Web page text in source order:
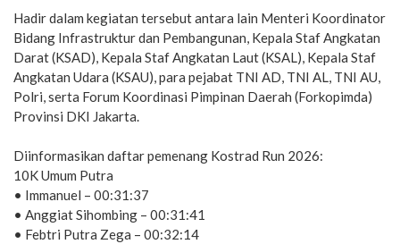
Hadir dalam kegiatan tersebut antara lain Menteri Koordinator
Bidang Infrastruktur dan Pembangunan, Kepala Staf Angkatan
Darat (KSAD), Kepala Staf Angkatan Laut (KSAL), Kepala Staf
Angkatan Udara (KSAU), para pejabat TNI AD, TNI AL, TNI AU,
Polri, serta Forum Koordinasi Pimpinan Daerah (Forkopimda)
Provinsi DKI Jakarta.
Diinformasikan daftar pemenang Kostrad Run 2026:
10K Umum Putra
• Immanuel – 00:31:37
• Anggiat Sihombing – 00:31:41
• Febtri Putra Zega – 00:32:14